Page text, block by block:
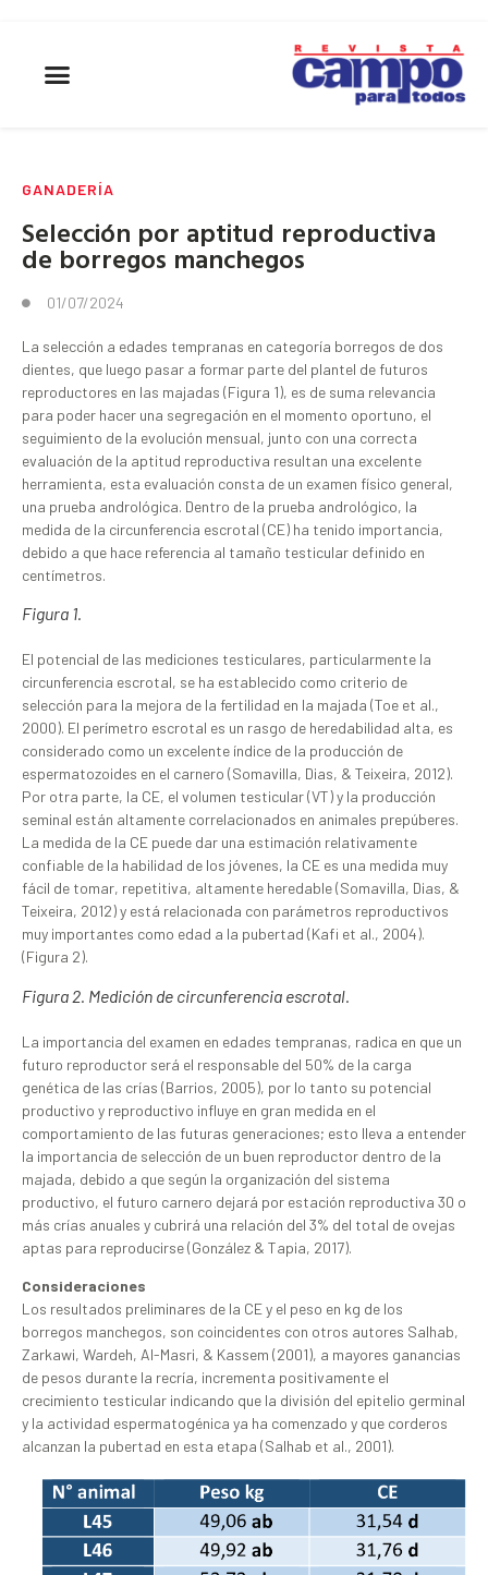
GANADERÍA
Selección por aptitud reproductiva
de borregos manchegos
01/07/2024
La selección a edades tempranas en categoría borregos de dos
dientes, que luego pasar a formar parte del plantel de futuros
reproductores en las majadas (Figura 1), es de suma relevancia
para poder hacer una segregación en el momento oportuno, el
seguimiento de la evolución mensual, junto con una correcta
evaluación de la aptitud reproductiva resultan una excelente
herramienta, esta evaluación consta de un examen físico general,
una prueba andrológica. Dentro de la prueba andrológico, la
medida de la circunferencia escrotal (CE) ha tenido importancia,
debido a que hace referencia al tamaño testicular definido en
centímetros.
Figura 1.
El potencial de las mediciones testiculares, particularmente la
circunferencia escrotal, se ha establecido como criterio de
selección para la mejora de la fertilidad en la majada (Toe et al.,
2000). El perímetro escrotal es un rasgo de heredabilidad alta, es
considerado como un excelente índice de la producción de
espermatozoides en el carnero (Somavilla, Dias, & Teixeira, 2012).
Por otra parte, la CE, el volumen testicular (VT) y la producción
seminal están altamente correlacionados en animales prepúberes.
La medida de la CE puede dar una estimación relativamente
confiable de la habilidad de los jóvenes, la CE es una medida muy
fácil de tomar, repetitiva, altamente heredable (Somavilla, Dias, &
Teixeira, 2012) y está relacionada con parámetros reproductivos
muy importantes como edad a la pubertad (Kafi et al., 2004).
(Figura 2).
Figura 2. Medición de circunferencia escrotal.
La importancia del examen en edades tempranas, radica en que un
futuro reproductor será el responsable del 50% de la carga
genética de las crías (Barrios, 2005), por lo tanto su potencial
productivo y reproductivo influye en gran medida en el
comportamiento de las futuras generaciones; esto lleva a entender
la importancia de selección de un buen reproductor dentro de la
majada, debido a que según la organización del sistema
productivo, el futuro carnero dejará por estación reproductiva 30 o
más crías anuales y cubrirá una relación del 3% del total de ovejas
aptas para reproducirse (González & Tapia, 2017).
Consideraciones
Los resultados preliminares de la CE y el peso en kg de los
borregos manchegos, son coincidentes con otros autores Salhab,
Zarkawi, Wardeh, Al-Masri, & Kassem (2001), a mayores ganancias
de pesos durante la recría, incrementa positivamente el
crecimiento testicular indicando que la división del epitelio germinal
y la actividad espermatogénica ya ha comenzado y que corderos
alcanzan la pubertad en esta etapa (Salhab et al., 2001).